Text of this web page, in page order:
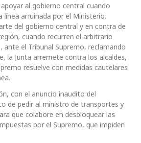
al gobierno central cuando
línea arruinada por el Ministerio.
del gobierno central y en contra de
cuando recurren el arbitrario
ante el Tribunal Supremo, reclamando
la Junta arremete contra los alcaldes,
resuelve con medidas cautelares
con el anuncio inaudito del
de pedir al ministro de transportes y
que colabore en desbloquear las
por el Supremo, que impiden